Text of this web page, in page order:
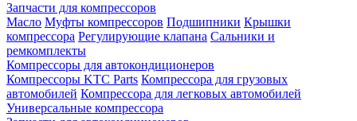
Запчасти для компрессоров
Масло Муфты компрессоров Подшипники Крышки
компрессора Регулирующие клапана Сальники и
ремкомплекты
Компрессоры для автокондиционеров
Компрессоры KTC Parts Компрессора для грузовых
автомобилей Компрессора для легковых автомобилей
Универсальные компрессора